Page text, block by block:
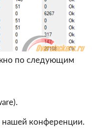
по следующим
нашей конференции.